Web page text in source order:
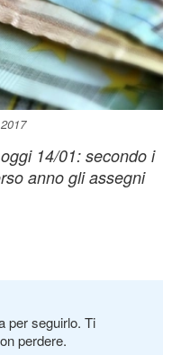
14/01: secondo i
anno gli assegni
per seguirlo. Ti
perdere.